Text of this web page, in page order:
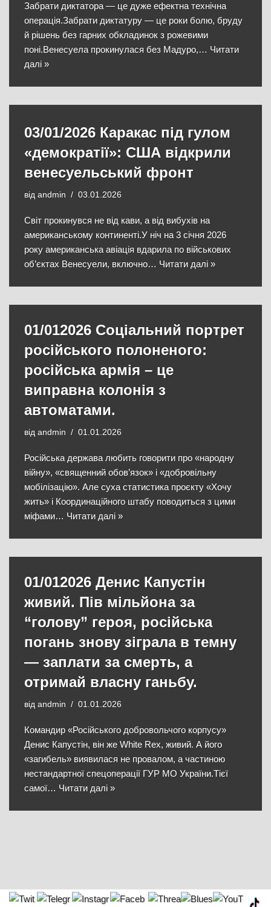
Забрати диктатора — це дуже ефектна технічна
операція.Забрати диктатуру — це роки болю, бруду
й рішень без гарних обкладинок з рожевими
поні.Венесуела прокинулася без Мадуро,… Читати
далі »
03/01/2026 Каракас під гулом
«демократії»: США відкрили
венесуельський фронт
від andmin 03.01.2026
Світ прокинувся не від кави, а від вибухів на
американському континенті.У ніч на 3 січня 2026
року американська авіація вдарила по військових
об’єктах Венесуели, включно… Читати далі »
01/012026 Соціальний портрет
російського полоненого:
російська армія – це
виправна колонія з
автоматами.
від andmin 01.01.2026
Російська держава любить говорити про «народну
війну», «священний обов’язок» і «добровільну
мобілізацію». Але суха статистика проєкту «Хочу
жить» і Координаційного штабу поводиться з цими
міфами… Читати далі »
01/012026 Денис Капустін
живий. Пів мільйона за
“голову” героя, російська
погань знову зіграла в темну
— заплати за смерть, а
отримай власну ганьбу.
від andmin 01.01.2026
Командир «Російського добровольчого корпусу»
Денис Капустін, він же White Rex, живий. А його
«загибель» виявилася не провалом, а частиною
нестандартної спецоперації ГУР МО України.Тієї
самої… Читати далі »